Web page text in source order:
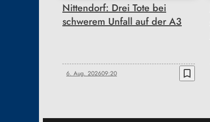
Nittendorf: Drei Tote bei
schwerem Unfall auf der A3
6. Aug. 202609:20 bookmark_border